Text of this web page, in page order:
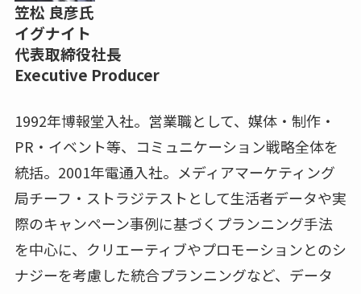
笠松 良彦氏
イグナイト
代表取締役社長
Executive Producer
1992年博報堂入社。営業職として、媒体・制作・
PR・イベント等、コミュニケーション戦略全体を
統括。2001年電通入社。メディアマーケティング
局チーフ・ストラジテストとして生活者データや実
際のキャンペーン事例に基づくプランニング手法
を中心に、クリエーティブやプロモーションとのシ
ナジーを考慮した統合プランニングなど、データ